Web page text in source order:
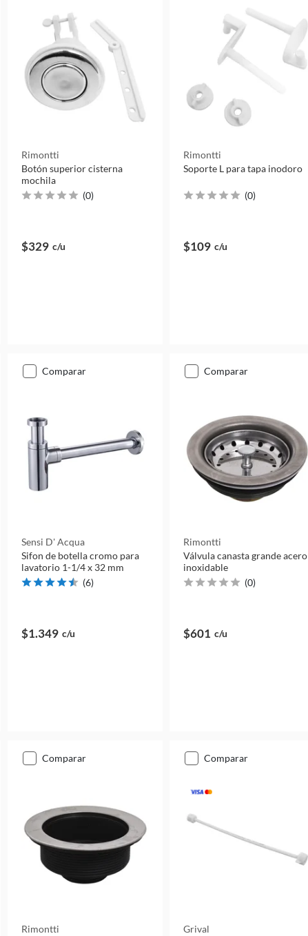
Rimontti
Botón superior cisterna
mochila
(0)
$329 c/u
Rimontti
Soporte L para tapa inodoro
(0)
$109 c/u
comparar
Sensi D' Acqua
Sifon de botella cromo para
lavatorio 1-1/4 x 32 mm
(6)
$1.349 c/u
comparar
Rimontti
Válvula canasta grande acero
inoxidable
(0)
$601 c/u
comparar
Rimontti
comparar
Grival